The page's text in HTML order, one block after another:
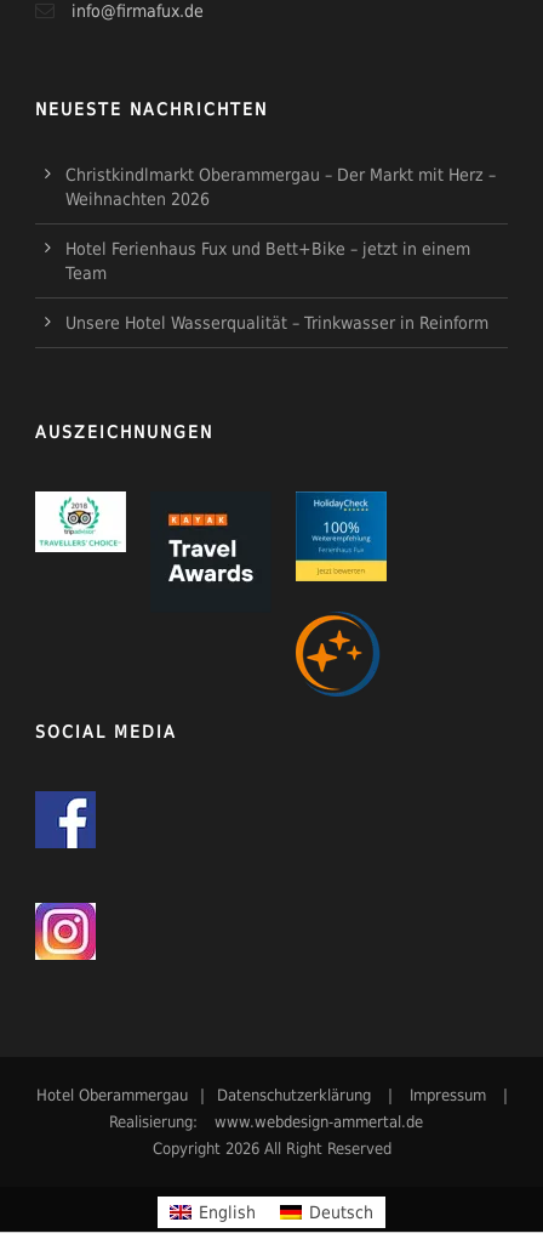
info@firmafux.de
NEUESTE NACHRICHTEN
Christkindlmarkt Oberammergau – Der Markt mit Herz –
Weihnachten 2026
Hotel Ferienhaus Fux und Bett+Bike – jetzt in einem
Team
Unsere Hotel Wasserqualität – Trinkwasser in Reinform
AUSZEICHNUNGEN
SOCIAL MEDIA
Hotel Oberammergau Datenschutzerklärung Impressum
Realisierung:
www.webdesign-ammertal.de
Copyright 2026 All Right Reserved
English Deutsch